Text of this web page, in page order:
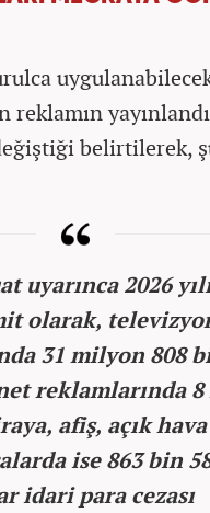
reklamın
belirtilerek,
uyarınca 2026
olarak,
31 milyon 808
reklamlarında
afiş, açık
ise 863 bin
idari para cezası